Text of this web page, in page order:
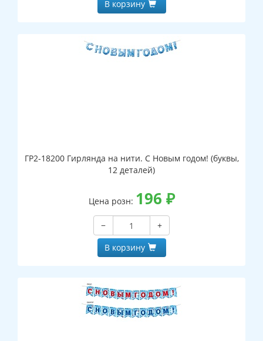
В корзину
ГР2-18200 Гирлянда на нити. С Новым годом! (буквы,
12 деталей)
Цена розн: 196 ₽
−
+
В корзину